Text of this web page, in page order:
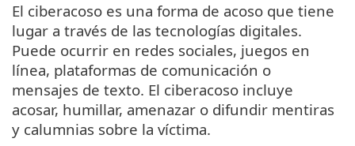
El ciberacoso es una forma de acoso que tiene
lugar a través de las tecnologías digitales.
Puede ocurrir en redes sociales, juegos en
línea, plataformas de comunicación o
mensajes de texto. El ciberacoso incluye
acosar, humillar, amenazar o difundir mentiras
y calumnias sobre la víctima.